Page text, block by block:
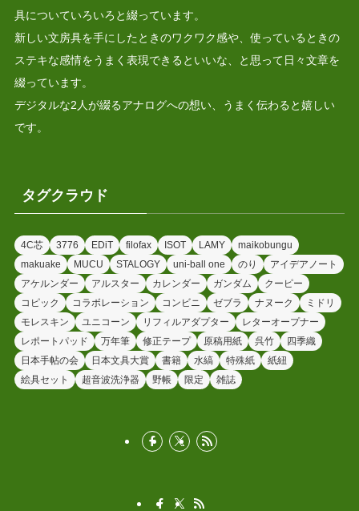
具についていろいろと綴っています。
新しい文房具を手にしたときのワクワク感や、使っているときの
ステキな感情をうまく表現できるといいな、と思って日々文章を
綴っています。
デジタルな2人が綴るアナログへの想い、うまく伝わると嬉しい
です。
タグクラウド
4C芯 3776 EDiT filofax ISOT LAMY
maikobungu
makuake
MUCU STALOGY uni-ball one のり
アイデアノート
アケルンダー
アルスター カレンダー ガンダム
クーピー
コピック
コラボレーション コンビニ ゼブラ ナヌーク
ミドリ
モレスキン
ユニコーン リフィルアダプター
レターオープナー
レポートパッド
万年筆 修正テープ 原稿用紙 呉竹
四季織
日本手帖の会
日本文具大賞 書籍 水縞 特殊紙
紙紐
絵具セット
超音波洗浄器 野帳 限定 雑誌